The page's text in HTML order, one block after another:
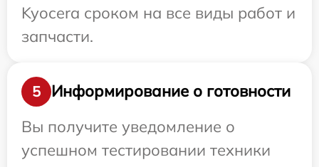
Kyocera сроком на все виды работ и
запчасти.
5
Информирование о готовности
Вы получите уведомление о
успешном тестировании техники